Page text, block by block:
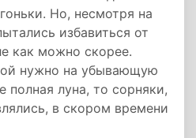
Но, несмотря на
избавиться от
как можно скорее.
нужно на убывающую
полная луна, то сорняки,
в скором времени